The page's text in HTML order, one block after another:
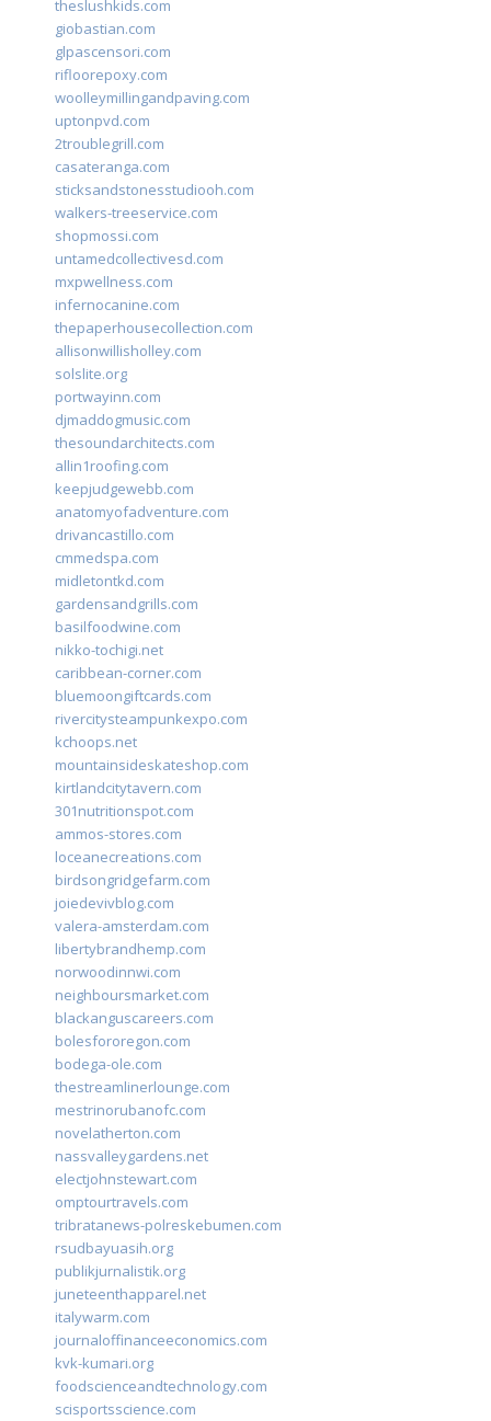
theslushkids.com
giobastian.com
glpascensori.com
rifloorepoxy.com
woolleymillingandpaving.com
uptonpvd.com
2troublegrill.com
casateranga.com
sticksandstonesstudiooh.com
walkers-treeservice.com
shopmossi.com
untamedcollectivesd.com
mxpwellness.com
infernocanine.com
thepaperhousecollection.com
allisonwillisholley.com
solslite.org
portwayinn.com
djmaddogmusic.com
thesoundarchitects.com
allin1roofing.com
keepjudgewebb.com
anatomyofadventure.com
drivancastillo.com
cmmedspa.com
midletontkd.com
gardensandgrills.com
basilfoodwine.com
nikko-tochigi.net
caribbean-corner.com
bluemoongiftcards.com
rivercitysteampunkexpo.com
kchoops.net
mountainsideskateshop.com
kirtlandcitytavern.com
301nutritionspot.com
ammos-stores.com
loceanecreations.com
birdsongridgefarm.com
joiedevivblog.com
valera-amsterdam.com
libertybrandhemp.com
norwoodinnwi.com
neighboursmarket.com
blackanguscareers.com
bolesfororegon.com
bodega-ole.com
thestreamlinerlounge.com
mestrinorubanofc.com
novelatherton.com
nassvalleygardens.net
electjohnstewart.com
omptourtravels.com
tribratanews-polreskebumen.com
rsudbayuasih.org
publikjurnalistik.org
juneteenthapparel.net
italywarm.com
journaloffinanceeconomics.com
kvk-kumari.org
foodscienceandtechnology.com
scisportsscience.com